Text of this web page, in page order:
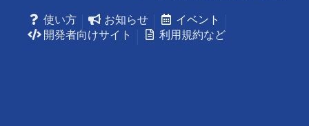
使い方
お知らせ
イベント
開発者向けサイト
利用規約など